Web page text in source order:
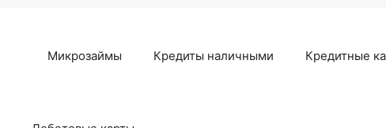
Микрозаймы Кредиты наличными Кредитные